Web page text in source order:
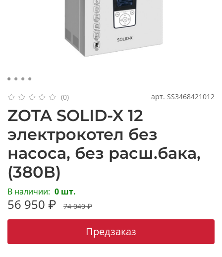
(0) арт. SS3468421012
ZOTA SOLID-X 12
электрокотел без
насоса, без расш.бака,
(380В)
В наличии: 0 шт.
56 950 ₽ 74 040 ₽
Предзаказ